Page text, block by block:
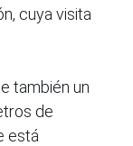
cuya visita
también un
de
está